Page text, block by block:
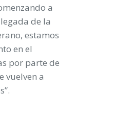
a
de la
estamos
en el
por parte de
vuelven a